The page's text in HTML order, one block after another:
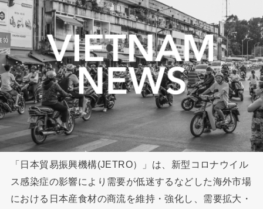
「日本貿易振興機構(JETRO）」は、新型コロナウイル
ス感染症の影響により需要が低迷するなどした海外市場
における日本産食材の商流を維持・強化し、需要拡大・